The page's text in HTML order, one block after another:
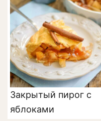
Закрытый пирог с
яблоками